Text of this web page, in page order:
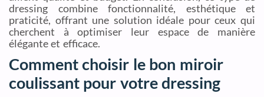
dressing combine fonctionnalité, esthétique et
praticité, offrant une solution idéale pour ceux qui
cherchent à optimiser leur espace de manière
élégante et efficace.
Comment choisir le bon miroir
coulissant pour votre dressing